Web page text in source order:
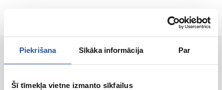
Piekrišana Sīkāka informācija Par
Šī tīmekļa vietne izmanto sīkfailus
EN
Page not found!